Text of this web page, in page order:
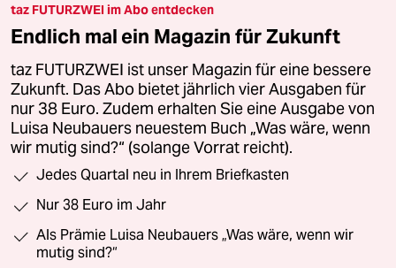
taz FUTURZWEI im Abo entdecken
Endlich mal ein Magazin für Zukunft
taz FUTURZWEI ist unser Magazin für eine bessere
Zukunft. Das Abo bietet jährlich vier Ausgaben für
nur 38 Euro. Zudem erhalten Sie eine Ausgabe von
Luisa Neubauers neuestem Buch „Was wäre, wenn
wir mutig sind?“ (solange Vorrat reicht).
Jedes Quartal neu in Ihrem Briefkasten
Nur 38 Euro im Jahr
Als Prämie Luisa Neubauers „Was wäre, wenn wir
mutig sind?“